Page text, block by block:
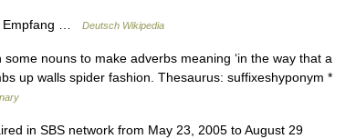
Empfang … Deutsch Wikipedia
nouns to make adverbs meaning ‘in the way that a
up walls spider fashion. Thesaurus: suffixeshyponym *
in SBS network from May 23, 2005 to August 29